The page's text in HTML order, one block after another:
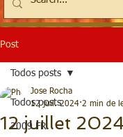
Post
Todos posts
2009 FR
Todos posts
12 juillet
Jose Rocha
12 juil. 2024 2 min de